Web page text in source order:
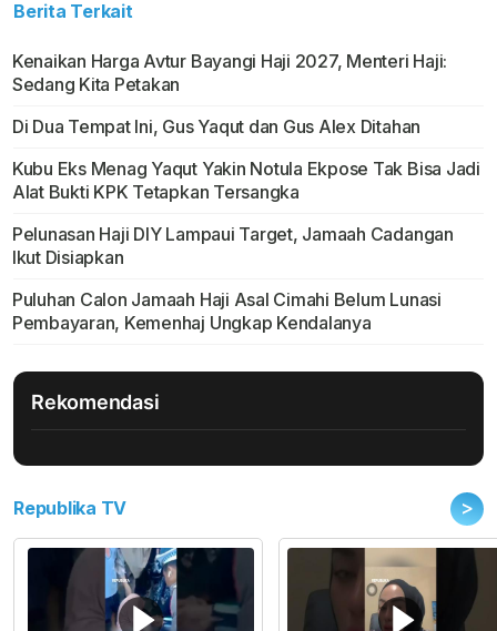
Berita Terkait
Kenaikan Harga Avtur Bayangi Haji 2027, Menteri Haji:
Sedang Kita Petakan
Di Dua Tempat Ini, Gus Yaqut dan Gus Alex Ditahan
Kubu Eks Menag Yaqut Yakin Notula Ekpose Tak Bisa Jadi
Alat Bukti KPK Tetapkan Tersangka
Pelunasan Haji DIY Lampaui Target, Jamaah Cadangan
Ikut Disiapkan
Puluhan Calon Jamaah Haji Asal Cimahi Belum Lunasi
Pembayaran, Kemenhaj Ungkap Kendalanya
Rekomendasi
Republika TV >